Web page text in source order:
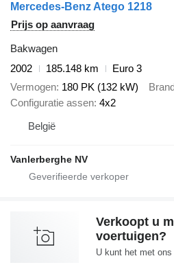
Mercedes-Benz Atego 1218
Prijs op aanvraag
Bakwagen
2002
185.148 km
Euro 3
Vermogen 180 PK (132 kW)
Configuratie assen 4x2
België
Vanlerberghe NV
Verkoopt u
voertuigen?
U kunt het met ons